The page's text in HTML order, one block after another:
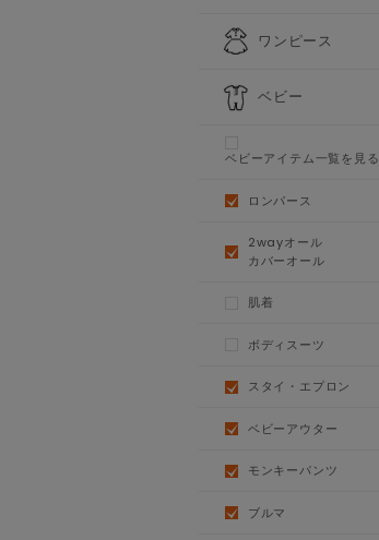
ワンピース
ベビー
ベビーアイテム一覧を見る
ロンパース
2wayオール
カバーオール
肌着
ボディスーツ
スタイ・エプロン
ベビーアウター
モンキーパンツ
ブルマ